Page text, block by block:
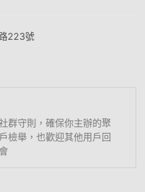
223號
群守則，確保你主辦的聚
檢舉，也歡迎其他用戶回